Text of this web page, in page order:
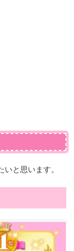
と思います。